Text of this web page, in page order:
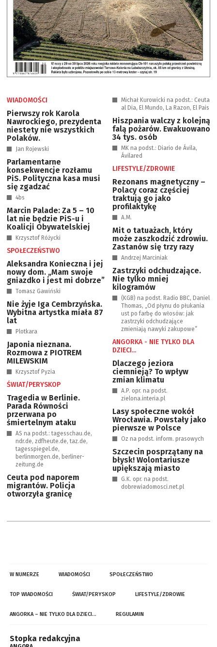
WIADOMOŚCI
Pierwszy rok Karola
Nawrockiego, prezydenta
niestety nie wszystkich
Polaków.
Jan Rojewski
Parlamentarne
konsekwencje rozłamu
PiS. Polityczna kasa musi
się zgadzać
4bs
Marcin Palade: Za 5 – 10
lat nie będzie PiS-u i
Koalicji Obywatelskiej
Krzysztof Różycki
SPOŁECZEŃSTWO
Aleksandra Konieczna i jej
nowy dom. „Mam swoje
gniazdko i jest mi dobrze”
Tomasz Gawiński
Nie żyje Iga Cembrzyńska.
Wybitna artystka miała 87
lat
Plotkara
Japonia nieznana.
Rozmowa z PIOTREM
MILEWSKIM
Krzysztof Pyzia
ŚWIAT/PERYSKOP
Tragedia w Berlinie.
Parada Równości
przerwana po
śmiertelnym ataku
AS na podst.: tagesschau.de,
ndr.de, zdfheute.de, taz.de,
tagesspiegel.de,
berlinmorgen.de, berliner-
zeitung.de
Ceuta pod naporem
migrantów. Policja
otworzyła granicę
Michał Kurowicki na podst.: Ceuta
al Dia, El Mundo, La Razon, El Pais
Hiszpania walczy z kolejną
falą pożarów. Ewakuowano
34 tys. osób
MK na podst.: Diario de Ávila,
Ávilared
LIFESTYLE/ZDROWIE
Rezonans magnetyczny –
Polacy coraz częściej
traktują go jako
profilaktykę
A.M.
Mit o tatuażach, który
może zaszkodzić zdrowiu.
Zastanów się trzy razy
Andrzej Marciniak
Zastrzyki odchudzające.
Nie tylko mniej
kilogramów
(KGB) na podst. Radio BBC, Daniel
Thomas, „Od płynu do płukania
ust po farbę do włosów: jak
zastrzyki odchudzające
zmieniają nawyki zakupowe”
ANGORKA - NIE TYLKO DLA
DZIECI...
Dlaczego jeziora
ciemnieją? To wpływ
zmian klimatu
A.P. opr. na podst.
zielona.interia.pl
Lasy społeczne wokół
Wrocławia. Powstały jako
pierwsze w Polsce
Oz na podst. inform. prasowych
Szczecin posprzątany na
błysk! Wolontariusze
upiększają miasto
G.K. opr. na podst.
dobrewiadomosci.net.pl
W NUMERZE WIADOMOŚCI SPOŁECZEŃSTWO
TOP WIADOMOŚCI ŚWIAT/PERYSKOP LIFESTYLE/ZDROWIE
ANGORKA – NIE TYLKO DLA DZIECI… REGULAMIN
Stopka redakcyjna